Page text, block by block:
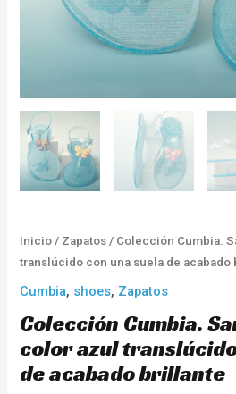
Inicio / Zapatos / Colección Cumbia.
translúcido con una suela de acabado
Cumbia, shoes, Zapatos
Colección Cumbia.
color azul
de acabado brillante
brillante